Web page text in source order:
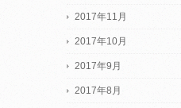
2017年11月
2017年10月
2017年9月
2017年8月